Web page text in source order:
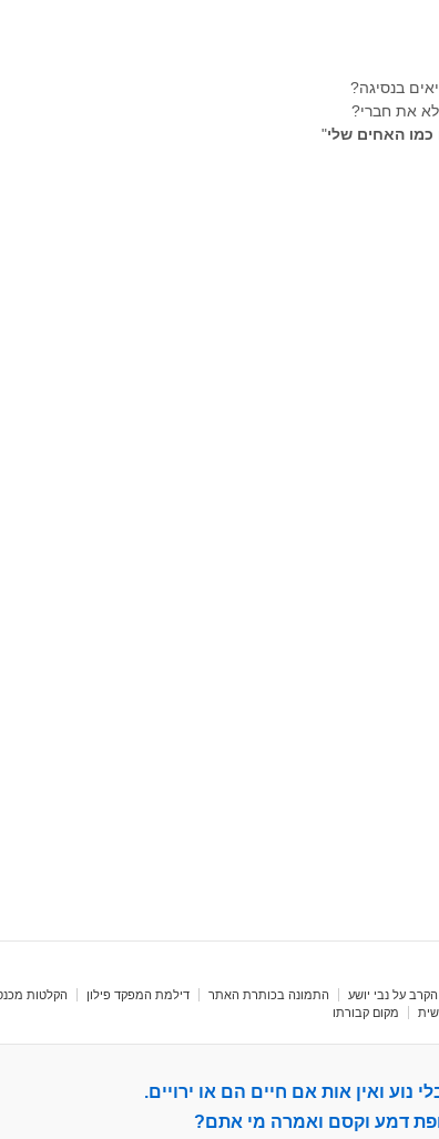
בנסיגה?
את חברי?
האחים שלי"
הקרב על נבי יושע התמונה בכותרת האתר דילמת המפקד פילון
הקלטות
מקום קבורתו
נוע ואין אות אם חיים הם או ירויים.
דמע וקסם ואמרה מי אתם?